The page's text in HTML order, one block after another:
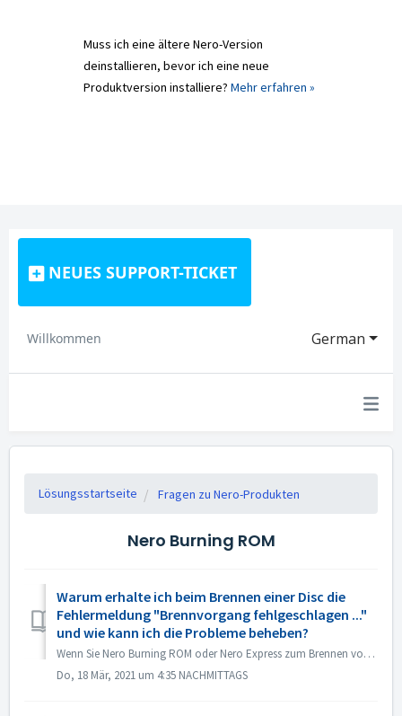
Muss ich eine ältere Nero-Version
deinstallieren, bevor ich eine neue
Produktversion installiere? Mehr erfahren »
NEUES SUPPORT-TICKET
German
Willkommen
Lösungsstartseite Fragen zu Nero-Produkten
Nero Burning ROM
Warum erhalte ich beim Brennen einer Disc die
Fehlermeldung "Brennvorgang fehlgeschlagen ..."
und wie kann ich die Probleme beheben?
Wenn Sie Nero Burning ROM oder Nero Express zum Brennen von Inhalten auf eine Disk verwenden, kann es vorkommen, dass Sie die Fehlermeldung "Brennvorga...
Do, 18 Mär, 2021 um 4:35 NACHMITTAGS